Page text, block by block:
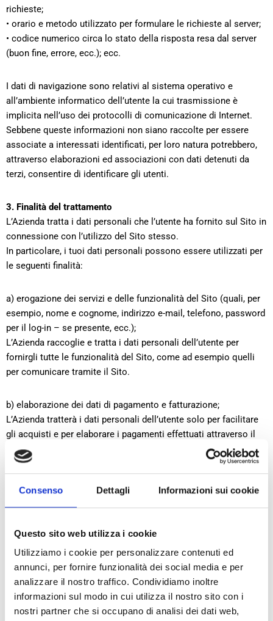
Consenso Dettagli Informazioni sui cookie
Questo sito web utilizza i cookie
Utilizziamo i cookie per personalizzare contenuti ed
annunci, per fornire funzionalità dei social media e per
analizzare il nostro traffico. Condividiamo inoltre
informazioni sul modo in cui utilizza il nostro sito con i
nostri partner che si occupano di analisi dei dati web,
richieste;
• orario e metodo utilizzato per formulare le richieste al server;
• codice numerico circa lo stato della risposta resa dal server
(buon fine, errore, ecc.); ecc.
I dati di navigazione sono relativi al sistema operativo e
all’ambiente informatico dell’utente la cui trasmissione è
implicita nell’uso dei protocolli di comunicazione di Internet.
Sebbene queste informazioni non siano raccolte per essere
associate a interessati identificati, per loro natura potrebbero,
attraverso elaborazioni ed associazioni con dati detenuti da
terzi, consentire di identificare gli utenti.
3. Finalità del trattamento
L’Azienda tratta i dati personali che l’utente ha fornito sul Sito in
connessione con l’utilizzo del Sito stesso.
In particolare, i tuoi dati personali possono essere utilizzati per
le seguenti finalità:
a) erogazione dei servizi e delle funzionalità del Sito (quali, per
esempio, nome e cognome, indirizzo e-mail, telefono, password
per il log-in – se presente, ecc.);
L’Azienda raccoglie e tratta i dati personali dell’utente per
fornirgli tutte le funzionalità del Sito, come ad esempio quelli
per comunicare tramite il Sito.
b) elaborazione dei dati di pagamento e fatturazione;
L’Azienda tratterà i dati personali dell’utente solo per facilitare
gli acquisti e per elaborare i pagamenti effettuati attraverso il
Sito. In nessun modo, L’Azienda acquisirà i dati bancari
dell’utente poiché ogni pagamento verrà eseguito tramite
c) risposta a eventuali richiesta di informazioni formulate
d) invio di informazioni su nostri servizi/aggiornamenti del Sito,
per esempio, via e-mail o posta (nota: questa funzionalità sarà
attivata solo se l’utente presterà il suo consenso esplicito).